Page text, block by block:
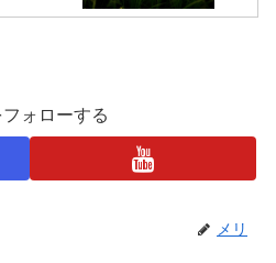
フォローする
メリ